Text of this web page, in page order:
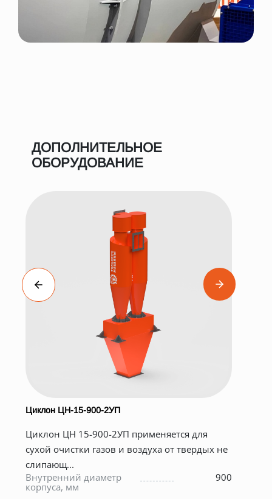
ДОПОЛНИТЕЛЬНОЕ
ОБОРУДОВАНИЕ
Циклон ЦН-15-900-2УП
Циклон ЦН 15-900-2УП применяется для
сухой очистки газов и воздуха от твердых не
слипающ...
Внутренний диаметр
корпуса, мм
900